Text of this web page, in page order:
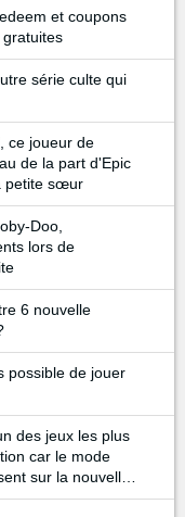
et coupons
série culte qui
ce joueur de
de la part d'Epic
petite sœur
Doo,
lors de
6 nouvelle
possible de jouer
des jeux les plus
car le mode
sur la nouvelle